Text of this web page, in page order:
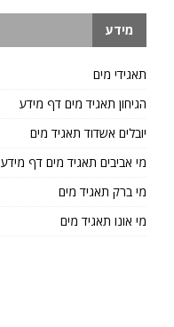
מידע
תאגידי מים
הגיחון תאגיד מים דף מידע
יובלים אשדוד תאגיד מים
מי אביבים תאגיד מים דף מידע
מי ברק תאגיד מים
מי אונו תאגיד מים